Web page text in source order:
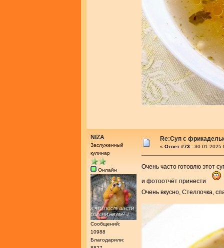
NIZA
Заслуженный
кулинар
Онлайн
Сообщений:
10988
Благодарили:
Re:Суп с
« Ответ #73 : 30.01.2025
Очень часто готовлю этот
и фотоотчёт принести
Очень вкусно, Стеллочка,